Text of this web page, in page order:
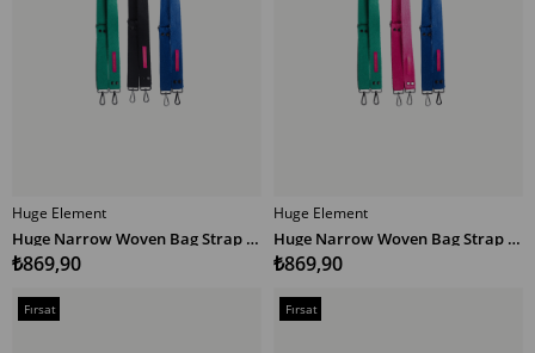
SEPETE EKLE
Huge Element
Huge Narrow Woven Bag Strap Multicolor YSM
₺869,90
SEPETE EKLE
Huge Element
Huge Narrow Woven Bag Strap Multicolor YPM
₺869,90
Fırsat
Fırsat